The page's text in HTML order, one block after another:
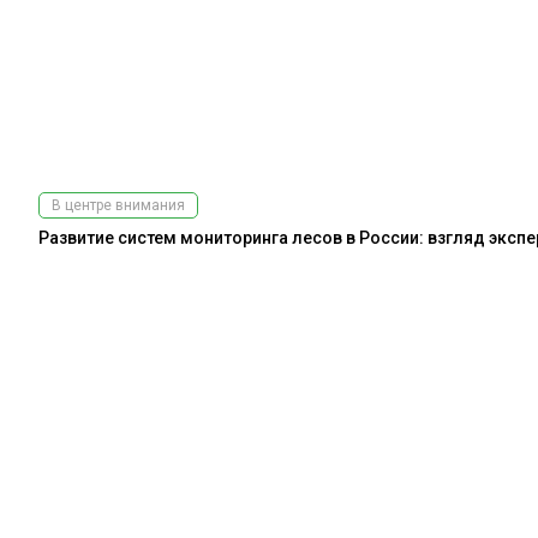
В центре внимания
Развитие систем мониторинга лесов в России: взгляд